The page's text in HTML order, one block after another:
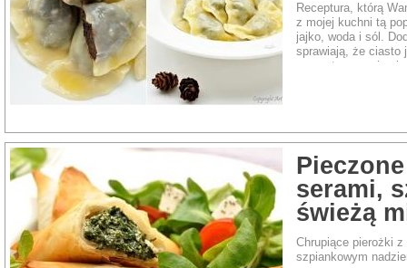
Receptura, którą
z mojej kuchni tą
jajko, woda i sól.
sprawiają, że ciasto
przygotowywania
serami,
świeżą
Chrupiące pierożki
szpiankowym